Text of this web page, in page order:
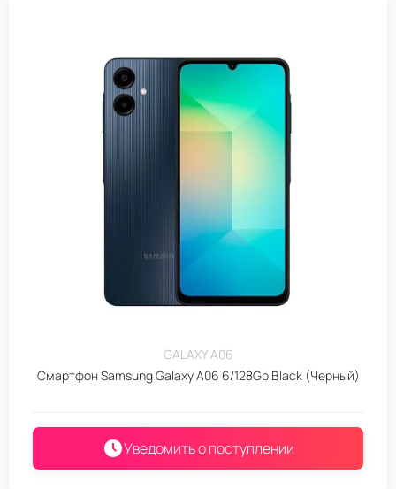
GALAXY A06
Смартфон Samsung Galaxy A06 6/128Gb Black (Черный)
Уведомить о поступлении